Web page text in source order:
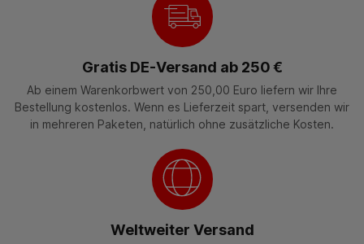
Gratis DE-Versand ab 250 €
Ab einem Warenkorbwert von 250,00 Euro liefern wir Ihre
Bestellung kostenlos. Wenn es Lieferzeit spart, versenden wir
in mehreren Paketen, natürlich ohne zusätzliche Kosten.
Weltweiter Versand